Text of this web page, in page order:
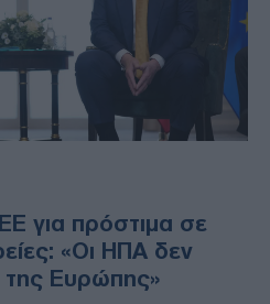
για πρόστιμα σε
«Οι ΗΠΑ δεν
της Ευρώπης»